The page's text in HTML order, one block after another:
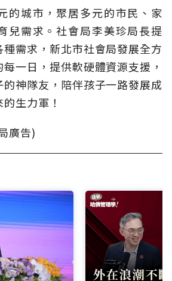
的城市，聚居多元的市民、家
兒需求。社會局李美珍局長提
需求，新北市社會局發展全方
一日，提供軟硬體資源支援，
神隊友，陪伴孩子一路發展成
生力軍！
廣告)